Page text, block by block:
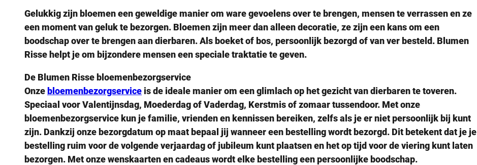
Gelukkig zijn bloemen een geweldige manier om ware gevoelens over te brengen, mensen te verrassen en ze
een moment van geluk te bezorgen. Bloemen zijn meer dan alleen decoratie, ze zijn een kans om een
boodschap over te brengen aan dierbaren. Als boeket of bos, persoonlijk bezorgd of van ver besteld. Blumen
Risse helpt je om bijzondere mensen een speciale traktatie te geven.
De Blumen Risse bloemenbezorgservice
Onzebloemenbezorgserviceis de ideale manier om een glimlach op het gezicht van dierbaren te toveren.
Speciaal voor Valentijnsdag, Moederdag of Vaderdag, Kerstmis of zomaar tussendoor. Met onze
bloemenbezorgservice kun je familie, vrienden en kennissen bereiken, zelfs als je er niet persoonlijk bij kunt
zijn. Dankzij onze bezorgdatum op maat bepaal jij wanneer een bestelling wordt bezorgd. Dit betekent dat je je
bestelling ruim voor de volgende verjaardag of jubileum kunt plaatsen en het op tijd voor de viering kunt laten
bezorgen. Met onze wenskaarten en cadeaus wordt elke bestelling een persoonlijke boodschap.